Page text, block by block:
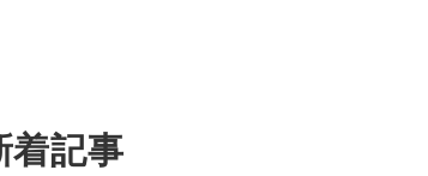
着記事